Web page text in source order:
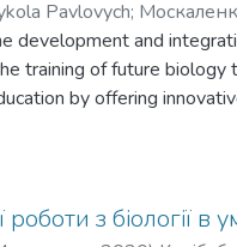
Pavlovych;
Едуардівна;
development and
training of future
by offering
of combining formal,
in France-the
landscape, including
з біології в